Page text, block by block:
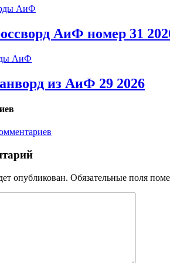
АиФ номер 31
из АиФ 29 2026
опубликован. Обязательные поля